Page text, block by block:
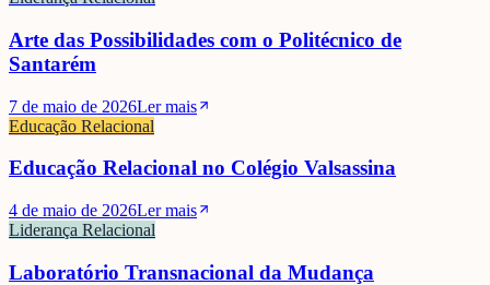
Arte das Possibilidades com o Politécnico de
Santarém
7 de maio de 2026Ler mais
Educação Relacional
Educação Relacional no Colégio Valsassina
4 de maio de 2026Ler mais
Liderança Relacional
Laboratório Transnacional da Mudança